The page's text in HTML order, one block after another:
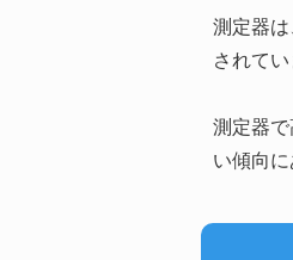
測定器
されてい
測定器
い傾向に